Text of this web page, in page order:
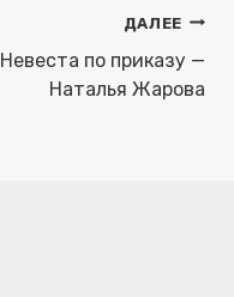
ДАЛЕЕ
Невеста по приказу —
Наталья Жарова